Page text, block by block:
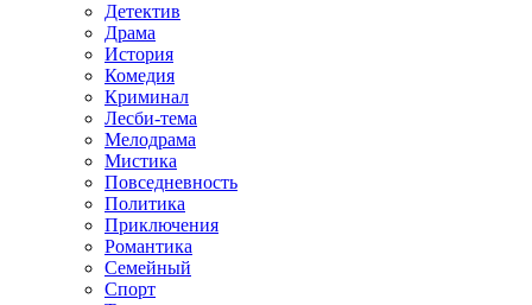
Детектив
Драма
История
Комедия
Криминал
Лесби-тема
Мелодрама
Мистика
Повседневность
Политика
Приключения
Романтика
Семейный
Спорт